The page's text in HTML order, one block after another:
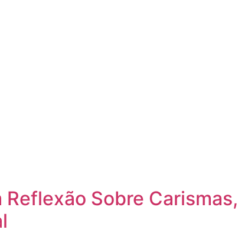
Sobre Carismas,